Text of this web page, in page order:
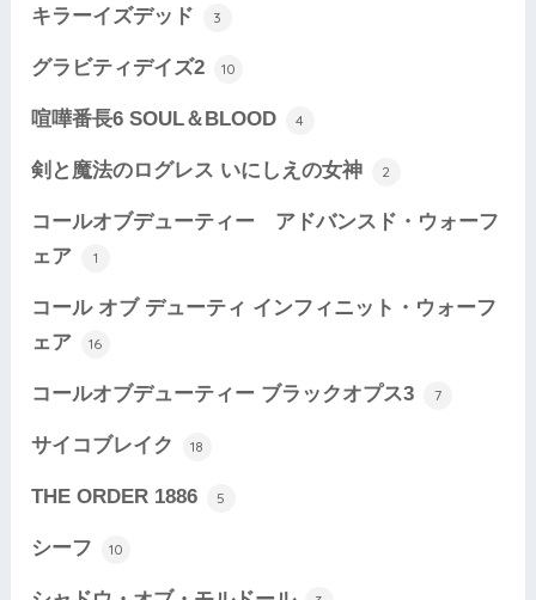
キラーイズデッド 3
グラビティデイズ2 10
喧嘩番長6 SOUL＆BLOOD 4
剣と魔法のログレス いにしえの女神 2
コールオブデューティー アドバンスド・ウォーフ
ェア
1
コール オブ デューティ インフィニット・ウォーフ
ェア
16
コールオブデューティー ブラックオプス3 7
サイコブレイク 18
THE ORDER 1886 5
シーフ 10